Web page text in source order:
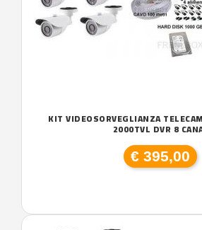
KIT VIDEOSORVEGLIANZA
2000TVL DVR 8
€ 395,00